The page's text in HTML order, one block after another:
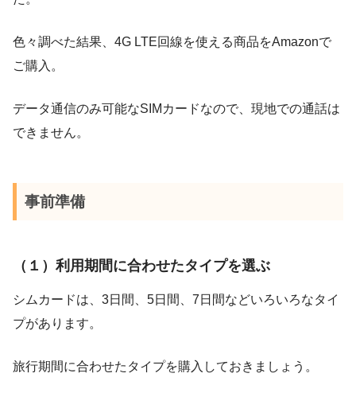
色々調べた結果、4G LTE回線を使える商品をAmazonで
ご購入。
データ通信のみ可能なSIMカードなので、現地での通話は
できません。
事前準備
（１）利用期間に合わせたタイプを選ぶ
シムカードは、3日間、5日間、7日間などいろいろなタイ
プがあります。
旅行期間に合わせたタイプを購入しておきましょう。